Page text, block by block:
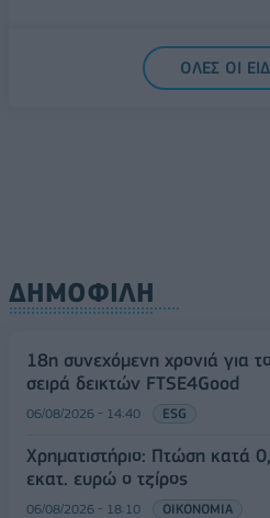
ΟΛΕΣ ΟΙ
ΔΗΜΟΦΙΛΗ
18η συνεχόμενη χρονιά για
σειρά δεικτών FTSE4Good
06/08/2026 - 14:40 ESG
Χρηματιστήριο: Πτώση κατά
εκατ. ευρώ ο τζίρος
06/08/2026 - 18:10 ΟΙΚΟΝΟΜΙΑ